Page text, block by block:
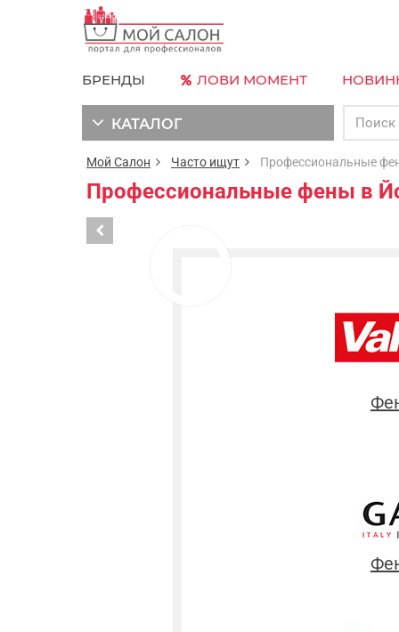
БРЕНДЫ ЛОВИ МОМЕНТ
КАТАЛОГ
Мой Салон Часто ищут Профессиональные
Профессиональные фены в